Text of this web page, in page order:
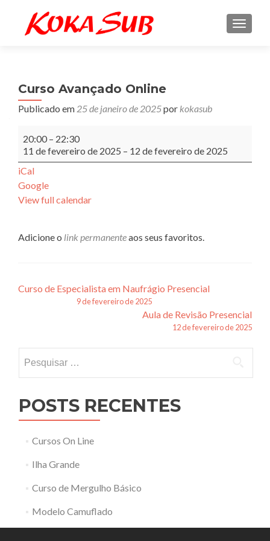
Curso Avançado Online
Publicado em 25 de janeiro de 2025por kokasub
Avançado
Online
20:00 – 22:30
11 de fevereiro de 2025 – 12 de fevereiro de 2025
iCal
Google
View full calendar
Adicione o link permanenteaos seus favoritos.
Navegação
Curso de Especialista em Naufrágio Presencial
9 de fevereiro de 2025
Aula de Revisão Presencial
12 de fevereiro de 2025
por:
POSTS RECENTES
Cursos On Line
Ilha Grande
Curso de Mergulho Básico
Modelo Camuflado